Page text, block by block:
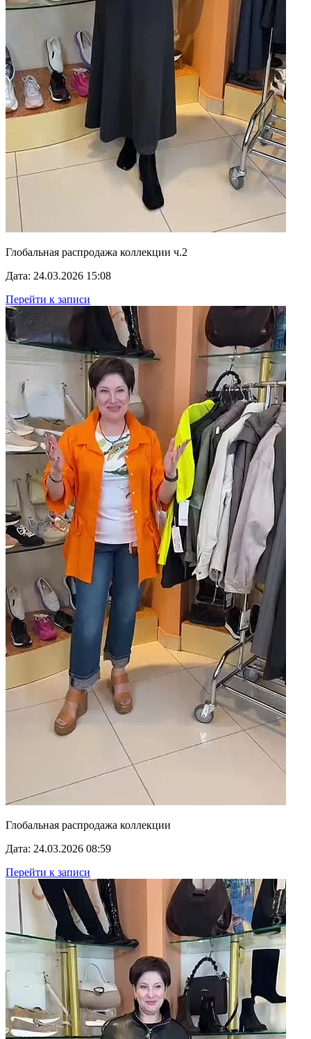
Глобальная распродажа коллекции ч.2
Дата: 24.03.2026 15:08
Перейти к записи
Глобальная распродажа коллекции
Дата: 24.03.2026 08:59
Перейти к записи